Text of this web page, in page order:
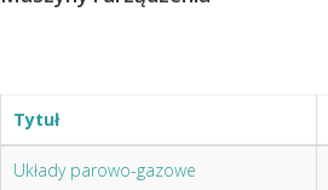
Tytuł
Układy parowo-gazowe